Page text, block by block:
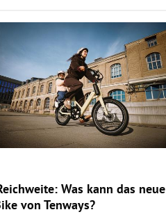
Was kann das neue
von Tenways?